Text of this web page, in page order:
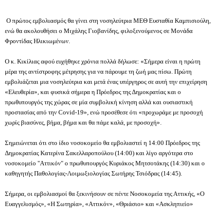
Ο πρώτος εμβολιασμός θα γίνει στη νοσηλεύτρια ΜΕΘ Ευσταθία Καμπισιούλη,
ενώ θα ακολουθήσει ο Μιχάλης Γιοβανίδης, φιλοξενούμενος σε Μονάδα
Φροντίδας Ηλικιωμένων.
Ο κ. Κικίλιας αφού ευχήθηκε χρόνια πολλά δήλωσε: «Σήμερα είναι η πρώτη
μέρα της αντίστροφης μέτρησης για να πάρουμε τη ζωή μας πίσω. Πρώτη
εμβολιάζεται μια νοσηλεύτρια και μετά ένας υπέργηρος σε αυτή την επιχείρηση
«Ελευθερία», και φυσικά σήμερα η Πρόεδρος της Δημοκρατίας και ο
πρωθυπουργός της χώρας σε μία συμβολική κίνηση αλλά και ουσιαστική
προστασίας από την Covid-19», ενώ προσέθεσε ότι «προχωράμε με προσοχή
χωρίς βιασύνες, βήμα, βήμα και θα πάμε καλά, με προσοχή».
Σημειώνεται ότι στο ίδιο νοσοκομείο θα εμβολιαστεί η 14:00 Πρόεδρος της
Δημοκρατίας Κατερίνα Σακελλαροπούλου (14:00) και λίγο αργότερα στο
νοσοκομείο "Αττικόν" ο πρωθυπουργός Κυριάκος Μητσοτάκης (14:30) και ο
καθηγητής Παθολογίας-Λοιμωξιολογίας Σωτήρης Τσιόδρας (14:45).
Σήμερα, οι εμβολιασμοί θα ξεκινήσουν σε πέντε Νοσοκομεία της Αττικής, «Ο
Ευαγγελισμός», «Η Σωτηρία», «Αττικόν», «Θριάσιο» και «Ασκληπιείο»